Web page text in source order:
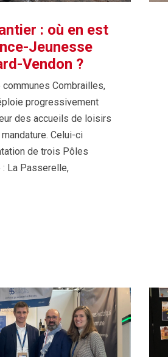
: où en est
Jeunesse
Vendon ?
communes Combrailles,
progressivement
des accueils de loisirs
Celui-ci
de trois Pôles
La Passerelle,